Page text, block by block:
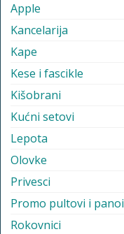
Apple
Kancelarija
Kape
Kese i fascikle
Kišobrani
Kućni setovi
Lepota
Olovke
Privesci
Promo pultovi i panoi
Rokovnici